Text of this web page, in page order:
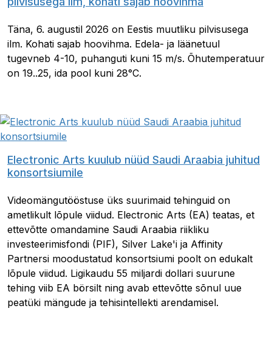
Täna, 6. augustil 2026 on Eestis muutliku pilvisusega
ilm. Kohati sajab hoovihma. Edela- ja läänetuul
tugevneb 4-10, puhanguti kuni 15 m/s. Õhutemperatuur
on 19..25, ida pool kuni 28°C.
Electronic Arts kuulub nüüd Saudi Araabia juhitud
konsortsiumile
Videomängutööstuse üks suurimaid tehinguid on
ametlikult lõpule viidud. Electronic Arts (EA) teatas, et
ettevõtte omandamine Saudi Araabia riikliku
investeerimisfondi (PIF), Silver Lake'i ja Affinity
Partnersi moodustatud konsortsiumi poolt on edukalt
lõpule viidud. Ligikaudu 55 miljardi dollari suurune
tehing viib EA börsilt ning avab ettevõtte sõnul uue
peatüki mängude ja tehisintellekti arendamisel.